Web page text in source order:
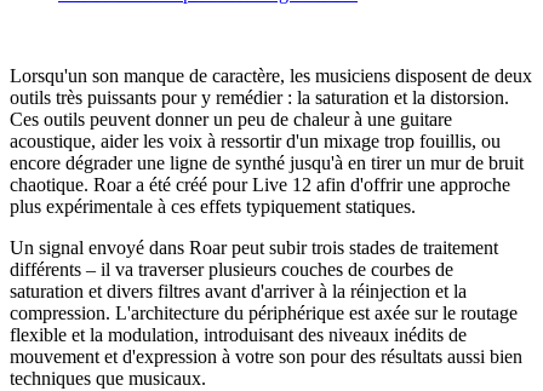
Lorsqu'un son manque de caractère, les musiciens disposent de deux
outils très puissants pour y remédier : la saturation et la distorsion.
Ces outils peuvent donner un peu de chaleur à une guitare
acoustique, aider les voix à ressortir d'un mixage trop fouillis, ou
encore dégrader une ligne de synthé jusqu'à en tirer un mur de bruit
chaotique. Roar a été créé pour Live 12 afin d'offrir une approche
plus expérimentale à ces effets typiquement statiques.
Un signal envoyé dans Roar peut subir trois stades de traitement
différents – il va traverser plusieurs couches de courbes de
saturation et divers filtres avant d'arriver à la réinjection et la
compression. L'architecture du périphérique est axée sur le routage
flexible et la modulation, introduisant des niveaux inédits de
mouvement et d'expression à votre son pour des résultats aussi bien
techniques que musicaux.